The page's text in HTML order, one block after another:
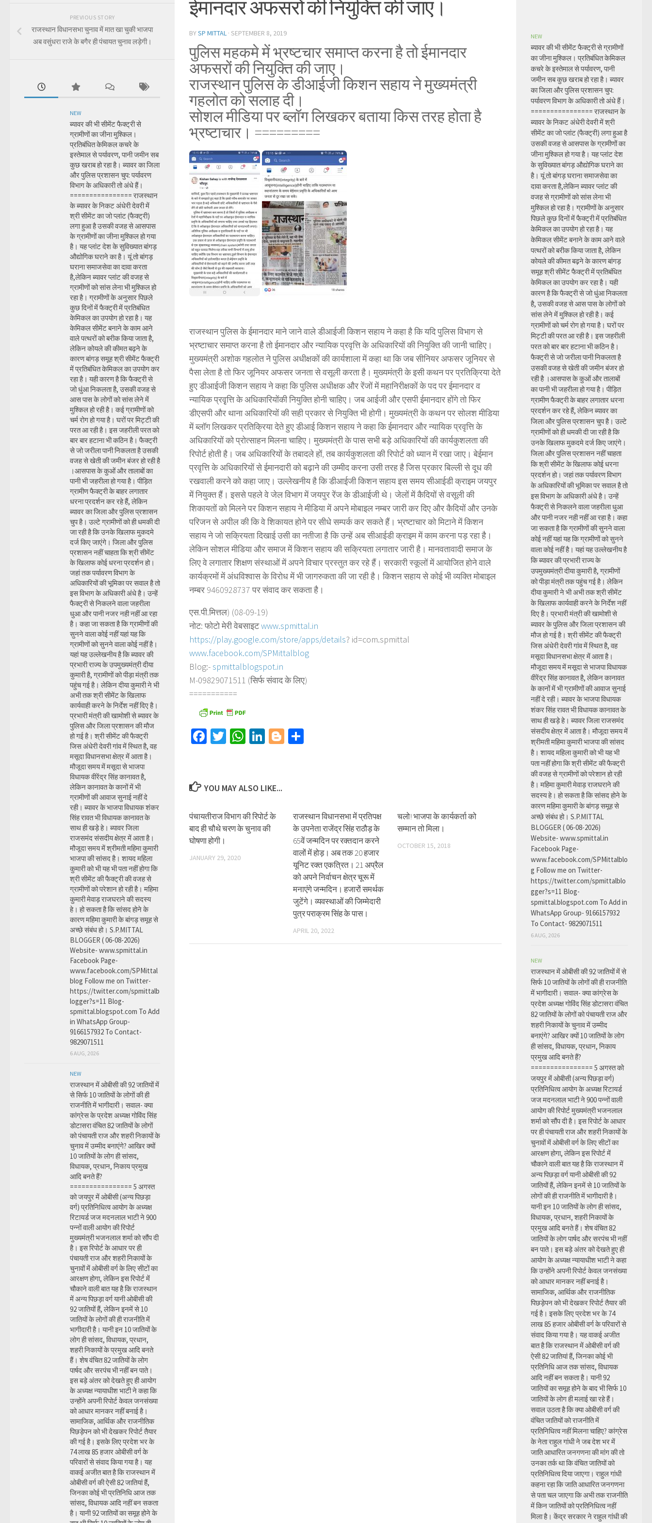
ईमानदार अफसरों की नियुक्ति की जाए।
BYSP MITTAL · SEPTEMBER 8, 2019
पुलिस महकमे में भ्रष्टचार समाप्त करना है तो ईमानदार
अफसरों की नियुक्ति की जाए।
राजस्थान पुलिस के डीआईजी किशन सहाय ने मुख्यमंत्री
गहलोत को सलाह दी।
सोशल मीडिया पर ब्लॉग लिखकर बताया किस तरह होता है
भ्रष्टाचार। =========
राजस्थान पुलिस के ईमानदार माने जाने वाले डीआईजी किशन सहाय ने कहा है कि यदि पुलिस विभाग से
भ्रष्टाचार समाप्त करना है तो ईमानदार और न्यायिक प्रवृत्ति के अधिकारियों की नियुक्ति की जानी चाहिए।
मुख्यमंत्री अशोक गहलोत ने पुलिस अधीक्षकों की कार्यशाला में कहा था कि जब सीनियर अफसर जूनियर से
पैसा लेता है तो फिर जूनियर अफसर जनता से वसूली करता है। मुख्यमंत्री के इसी कथन पर प्रतिक्रिया देते
हुए डीआईजी किशन सहाय ने कहा कि पुलिस अधीक्षक और रेंजों में महानिरीक्षकों के पद पर ईमानदार व
न्यायिक प्रवृृत्ति के अधिकारियोंकी नियुक्ति होनी चाहिए। जब आईजी और एसपी ईमानदार होंगे तो फिर
डीएसपी और थाना अधिकारियों की सही प्रकार से नियुक्ति भी होगी। मुख्यमंत्री के कथन पर सोलश मीडिया
में ब्लॉग लिखकर प्रतिक्रिया देते हुए डीआई किशन सहाय ने कहा कि ईमानदार और न्यायिक प्रवृत्ति के
अधिकारियों को प्रोत्साहन मिलना चाहिए। मुख्यमंत्री के पास सभी बड़े अधिकारियों की कार्यकुशलता की
रिपोर्ट होती है। जब अधिकारियों के तबादले हों, तब कार्यकुशलता की रिपोर्ट को ध्यान में रखा जाए। बेईमान
प्रवृत्ति के अधिकारियों से ईमानदारी को बढ़ाने की उम्मीद करना उसी तरह है जिस प्रकार बिल्ली से दूध की
रखवाली करने को कहा जाए। उल्लेखनीय है कि डीआईजी किशन सहाय इस समय सीआईडी क्राइम जयपुर
में नियुक्त हैं। इससे पहले वे जेल विभाग में जयपुर रेंज के डीआईजी थे। जेलों में कैदियों से वसूली की
शिकायतों को मिलने पर किशन सहाय ने मीडिया में अपने मोबाइल नम्बर जारी कर दिए और कैदियों और उनके
परिजन से अपील की कि वे शिकायत होने पर सीधे सम्पर्क कर सकते हैं। भ्रष्टाचार को मिटाने में किशन
सहाय ने जो सक्रियता दिखाई उसी का नतीजा है कि उन्हें अब सीआईडी क्राइम में काम करना पड़ रहा है।
लेकिन सोशल मीडिया और समाज में किशन सहाय की सक्रियता लगातार जारी है। मानवतावादी समाज के
लिए वे लगातार शिक्षण संस्थाओं में अपने विचार प्रस्तुत कर रहे हैं। सरकारी स्कूलों में आयोजित होने वाले
कार्यक्रमों में अंधविश्वास के विरोध में भी जागरुकता की जा रही है। किशन सहाय से कोई भी व्यक्ति मोबाइल
नम्बर 9460928737 पर संवाद कर सकता है।
एस.पी.मित्तल) (08-09-19)
नोट: फोटो मेरी वेबसाइटwww.spmittal.in
https://play.google.com/store/apps/details? id=com.spmittal
www.facebook.com/SPMittalblog
Blog:-spmittalblogspot.in
M-09829071511 (सिर्फ संवाद के लिए)
===========
Facebook
TwitterWhatsApp
LinkedIn
Blogger
YOU MAY ALSO LIKE...
पंचायतीराज विभाग की रिपोर्ट के
बाद ही चौथे चरण के चुनाव की
घोषणा होगी।
JANUARY 29, 2020
राजस्थान विधानसभा में प्रतिपक्ष
के उपनेता राजेंद्र सिंह राठौड़ के
65वें जन्मदिन पर रक्तदान करने
वालों में होड़। अब तक 20 हजार
यूनिट रक्त एकत्रित। 21 अप्रैल
को अपने निर्वाचन क्षेत्र चूरू में
मनाएंगे जन्मदिन। हजारों समर्थक
जुटेंगे। व्यवस्थाओं की जिम्मेदारी
पुत्र पराक्रम सिंह के पास।
APRIL 20, 2022
चलो! भाजपा के कार्यकर्ता को
सम्मान तो मिला।
OCTOBER 15, 2018
PREVIOUS STORY
राजस्थान विधानसभा चुनाव में मात खा चुकी भाजपा
अब वसुंधरा राजे के बगैर ही पंचायत चुनाव लड़ेगी।
NEW
ब्यावर की भी सीमेंट फैक्ट्री से
ग्रामीणों का जीना मुश्किल।
प्रतिबंधित केमिकल कचरे के
इस्तेमाल से पर्यावरण, पानी जमीन सब
कुछ खराब हो रहा है। ब्यावर का जिला
और पुलिस प्रशासन चुप: पर्यावरण
विभाग के अधिकारी तो अंधे हैं।
================ राजस्थान
के ब्यावर के निकट अंधेरी देवरी में
श्री सीमेंट का जो प्लांट (फैक्ट्री)
लगा हुआ है उसकी वजह से आसपास
के ग्रामीणों का जीना मुश्किल हो गया
है। यह प्लांट देश के सुविख्यात बांगड़
औद्योगिक घराने का है। यूं तो बांगड़
घराना समाजसेवा का दावा करता
है,लेकिन ब्यावर प्लांट की वजह से
ग्रामीणों को सांस लेना भी मुश्किल हो
रहा है। ग्रामीणों के अनुसार पिछले
कुछ दिनों में फैक्ट्री में प्रतिबंधित
केमिकल का उपयोग हो रहा है। यह
केमिकल सीमेंट बनाने के काम आने
वाले पत्थरों को बरीक किया जाता है,
लेकिन कोयले की कीमत बढ़ने के
कारण बांगड़ समूह श्री सीमेंट फैक्ट्री
में प्रतिबंधित केमिकल का उपयोग कर
रहा है। यही कारण है कि फैक्ट्री से
जो धुंआ निकलता है, उसकी वजह से
आस पास के लोगों को सांस लेने में
मुश्किल हो रही है। कई ग्रामीणों को
चर्म रोग हो गया है। घरों पर मिट्टी की
परत आ रही है। इस जहरीली परत को
बार बार हटाना भी कठिन है। फैक्ट्री
से जो जरीला पानी निकलता है उसकी
वजह से खेती की जमीन बंजर हो रही है
।आसपास के कुओं और तालाबों का
पानी भी जहरीला हो गया है। पीड़ित
ग्रामीण फैक्ट्री के बाहर लगातार
धरना प्रदर्शन कर रहे हैं, लेकिन
ब्यावर का जिला और पुलिस प्रशासन
चुप है। उल्टे ग्रामीणों को ही धमकी दी
जा रही है कि उनके खिलाफ मुकदमे
दर्ज किए जाएंगे। जिला और पुलिस
प्रशासन नहीं चाहता कि श्री सीमेंट
के खिलाफ कोई धरना प्रदर्शन हो।
जहां तक पर्यावरण विभाग के
अधिकारियों की भूमिका पर सवाल है तो
इस विभाग के अधिकारी अंधे है। उन्हें
फैक्ट्री से निकलने वाला जहरीला
धुआ और पानी नजर नही नहीं आ रहा
है। कहा जा सकता है कि ग्रामीणों की
सुनने वाला कोई नहीं यहां यह कि
ग्रामीणों को सुनने वाला कोई नहीं है।
यहां यह उल्लेखनीय है कि ब्यावर की
प्रभारी राज्य के उपमुख्यमंत्री दीया
कुमारी है, ग्रामीणों को पीड़ा मंत्री तक
पहुंच गई है। लेकिन दीया कुमारी ने भी
अभी तक श्री सीमेंट के खिलाफ
कार्यवाही करने के निर्देश नहीं दिए है।
प्रभारी मंत्री की खामोशी से ब्यावर के
पुलिस और जिला प्रशासन की मौज
हो गई है। श्री सीमेंट की फैक्ट्री
जिस अंधेरी देवरी गांव में स्थित है, वह
मसूदा विधानसभा क्षेत्र में आता है।
मौजूदा समय में मसूदा से भाजपा
विधायक वीरेंद्र सिंह कानावत है,
लेकिन कानावत के कानों में भी
ग्रामीणों की आवाज सुनाई नहीं दे
रही। ब्यावर के भाजपा विधायक शंकर
सिंह रावत भी विधायक कानावत के
साथ ही खड़े हे। ब्यावर जिला
राजसमंद संसदीय क्षेत्र में आता है।
मौजूदा समय में श्रीमती महिमा कुमारी
भाजपा की सांसद है। शायद महिला
कुमारी को भी यह भी पता नहीं होगा कि
श्री सीमेंट की फैक्ट्री की वजह से
ग्रामीणों को परेशान हो रही है। महिमा
कुमारी मेवाड़ राजघराने की सदस्य
हे। हो सकता है कि सांसद होने के
कारण महिमा कुमारी के बांगड़ समूह से
अच्छे संबंध हो। S.P.MITTAL
BLOGGER ( 06-08-2026)
Website- www.spmittal.in
Facebook Page-
www.facebook.com/SPMittal
blog Follow me on Twitter-
https://twitter.com/spmittalb
logger?s=11 Blog-
spmittal.blogspot.com To Add
in WhatsApp Group-
9166157932 To Contact-
9829071511
6 AUG, 2026
NEW
राजस्थान में ओबीसी की 92 जातियों में
से सिर्फ 10 जातियों के लोगों की ही
राजनीति में भागीदारी। सवाल- क्या
कांग्रेस के प्रदेश अध्यक्ष गोविंद सिंह
डोटासरा वंचित 82 जातियों के लोगों
को पंचायती राज और शहरी निकायों के
चुनाव में उम्मीद बनाएंगे? आखिर क्यों
10 जातियों के लोग ही सांसद,
विधायक, प्रधान, निकाय प्रमुख
आदि बनते हैं?
================ 5 अगस्त
को जयपुर में ओबीसी (अन्य पिछड़ा
वर्ग) प्रतिनिधित्व आयोग के अध्यक्ष
रिटायर्ड जज मदनलाल भाटी ने 900
पन्नों वाली आयोग की रिपोर्ट
मुख्यमंत्री भजनलाल शर्मा को सौंप दी
है। इस रिपोर्ट के आधार पर ही
पंचायती राज और शहरी निकायों के
चुनावों में ओबीसी वर्ग के लिए सीटों का
आरक्षण होगा, लेकिन इस रिपोर्ट में
चौकाने वाली बात यह है कि राजस्थान
में अन्य पिछड़ा वर्ग यानी ओबीसी की
92 जातियों हैं, लेकिन इनमें से 10
जातियों के लोगों की ही राजनीति में
भागीदारी है। यानी इन 10 जातियों के
लोग ही सांसद, विधायक, प्रधान,
शहरी निकायों के प्रमुख आदि बनते
हैं। शेष वंचित 82 जातियों के लोग
पार्षद और सरपंच भी नहीं बन पाते।
इस बड़े अंतर को देखते हुए ही आयोग
के अध्यक्ष न्यायाधीश भाटी ने कहा कि
उन्होंने अपनी रिपोर्ट केवल जनसंख्या
को आधार मानकर नहीं बनाई है।
सामाजिक, आर्थिक और राजनीतिक
पिछड़ेपन को भी देखकर रिपोर्ट तैयार
की गई है। इसके लिए प्रदेश भर के
74 लाख 85 हजार ओबीसी वर्ग के
परिवारों से संवाद किया गया है। यह
वाकई अजीत बात है कि राजस्थान में
ओबीसी वर्ग की ऐसी 82 जातियां हैं,
जिनका कोई भी प्रतिनिधि आज तक
सांसद, विधायक आदि नहीं बन सकता
है। यानी 92 जातियों का समूह होने के
NEW
ब्यावर की भी सीमेंट फैक्ट्री से ग्रामीणों
का जीना मुश्किल। प्रतिबंधित केमिकल
कचरे के इस्तेमाल से पर्यावरण, पानी
जमीन सब कुछ खराब हो रहा है। ब्यावर
का जिला और पुलिस प्रशासन चुप:
पर्यावरण विभाग के अधिकारी तो अंधे हैं।
================ राजस्थान के
ब्यावर के निकट अंधेरी देवरी में श्री
सीमेंट का जो प्लांट (फैक्ट्री) लगा हुआ है
उसकी वजह से आसपास के ग्रामीणों का
जीना मुश्किल हो गया है। यह प्लांट देश
के सुविख्यात बांगड़ औद्योगिक घराने का
है। यूं तो बांगड़ घराना समाजसेवा का
दावा करता है,लेकिन ब्यावर प्लांट की
वजह से ग्रामीणों को सांस लेना भी
मुश्किल हो रहा है। ग्रामीणों के अनुसार
पिछले कुछ दिनों में फैक्ट्री में प्रतिबंधित
केमिकल का उपयोग हो रहा है। यह
केमिकल सीमेंट बनाने के काम आने वाले
पत्थरों को बरीक किया जाता है, लेकिन
कोयले की कीमत बढ़ने के कारण बांगड़
समूह श्री सीमेंट फैक्ट्री में प्रतिबंधित
केमिकल का उपयोग कर रहा है। यही
कारण है कि फैक्ट्री से जो धुंआ निकलता
है, उसकी वजह से आस पास के लोगों को
सांस लेने में मुश्किल हो रही है। कई
ग्रामीणों को चर्म रोग हो गया है। घरों पर
मिट्टी की परत आ रही है। इस जहरीली
परत को बार बार हटाना भी कठिन है।
फैक्ट्री से जो जरीला पानी निकलता है
उसकी वजह से खेती की जमीन बंजर हो
रही है ।आसपास के कुओं और तालाबों
का पानी भी जहरीला हो गया है। पीड़ित
ग्रामीण फैक्ट्री के बाहर लगातार धरना
प्रदर्शन कर रहे हैं, लेकिन ब्यावर का
जिला और पुलिस प्रशासन चुप है। उल्टे
ग्रामीणों को ही धमकी दी जा रही है कि
उनके खिलाफ मुकदमे दर्ज किए जाएंगे।
जिला और पुलिस प्रशासन नहीं चाहता
कि श्री सीमेंट के खिलाफ कोई धरना
प्रदर्शन हो। जहां तक पर्यावरण विभाग
के अधिकारियों की भूमिका पर सवाल है तो
इस विभाग के अधिकारी अंधे है। उन्हें
फैक्ट्री से निकलने वाला जहरीला धुआ
और पानी नजर नही नहीं आ रहा है। कहा
जा सकता है कि ग्रामीणों की सुनने वाला
कोई नहीं यहां यह कि ग्रामीणों को सुनने
वाला कोई नहीं है। यहां यह उल्लेखनीय है
कि ब्यावर की प्रभारी राज्य के
उपमुख्यमंत्री दीया कुमारी है, ग्रामीणों
को पीड़ा मंत्री तक पहुंच गई है। लेकिन
दीया कुमारी ने भी अभी तक श्री सीमेंट
के खिलाफ कार्यवाही करने के निर्देश नहीं
दिए है। प्रभारी मंत्री की खामोशी से
ब्यावर के पुलिस और जिला प्रशासन की
मौज हो गई है। श्री सीमेंट की फैक्ट्री
जिस अंधेरी देवरी गांव में स्थित है, वह
मसूदा विधानसभा क्षेत्र में आता है।
मौजूदा समय में मसूदा से भाजपा विधायक
वीरेंद्र सिंह कानावत है, लेकिन कानावत
के कानों में भी ग्रामीणों की आवाज सुनाई
नहीं दे रही। ब्यावर के भाजपा विधायक
शंकर सिंह रावत भी विधायक कानावत के
साथ ही खड़े हे। ब्यावर जिला राजसमंद
संसदीय क्षेत्र में आता है। मौजूदा समय में
श्रीमती महिमा कुमारी भाजपा की सांसद
है। शायद महिला कुमारी को भी यह भी
पता नहीं होगा कि श्री सीमेंट की फैक्ट्री
की वजह से ग्रामीणों को परेशान हो रही
है। महिमा कुमारी मेवाड़ राजघराने की
सदस्य हे। हो सकता है कि सांसद होने के
कारण महिमा कुमारी के बांगड़ समूह से
अच्छे संबंध हो। S.P.MITTAL
BLOGGER ( 06-08-2026)
Website- www.spmittal.in
Facebook Page-
www.facebook.com/SPMittalblo
g Follow me on Twitter-
https://twitter.com/spmittalblo
gger?s=11 Blog-
spmittal.blogspot.com To Add in
WhatsApp Group- 9166157932
To Contact- 9829071511
6 AUG, 2026
NEW
राजस्थान में ओबीसी की 92 जातियों में से
सिर्फ 10 जातियों के लोगों की ही राजनीति
में भागीदारी। सवाल- क्या कांग्रेस के
प्रदेश अध्यक्ष गोविंद सिंह डोटासरा वंचित
82 जातियों के लोगों को पंचायती राज और
शहरी निकायों के चुनाव में उम्मीद
बनाएंगे? आखिर क्यों 10 जातियों के लोग
ही सांसद, विधायक, प्रधान, निकाय
प्रमुख आदि बनते हैं?
================ 5 अगस्त को
जयपुर में ओबीसी (अन्य पिछड़ा वर्ग)
प्रतिनिधित्व आयोग के अध्यक्ष रिटायर्ड
जज मदनलाल भाटी ने 900 पन्नों वाली
आयोग की रिपोर्ट मुख्यमंत्री भजनलाल
शर्मा को सौंप दी है। इस रिपोर्ट के आधार
पर ही पंचायती राज और शहरी निकायों के
चुनावों में ओबीसी वर्ग के लिए सीटों का
आरक्षण होगा, लेकिन इस रिपोर्ट में
चौकाने वाली बात यह है कि राजस्थान में
अन्य पिछड़ा वर्ग यानी ओबीसी की 92
जातियों हैं, लेकिन इनमें से 10 जातियों के
लोगों की ही राजनीति में भागीदारी है।
यानी इन 10 जातियों के लोग ही सांसद,
विधायक, प्रधान, शहरी निकायों के
प्रमुख आदि बनते हैं। शेष वंचित 82
जातियों के लोग पार्षद और सरपंच भी नहीं
बन पाते। इस बड़े अंतर को देखते हुए ही
आयोग के अध्यक्ष न्यायाधीश भाटी ने कहा
कि उन्होंने अपनी रिपोर्ट केवल जनसंख्या
को आधार मानकर नहीं बनाई है।
सामाजिक, आर्थिक और राजनीतिक
पिछड़ेपन को भी देखकर रिपोर्ट तैयार की
गई है। इसके लिए प्रदेश भर के 74
लाख 85 हजार ओबीसी वर्ग के परिवारों से
संवाद किया गया है। यह वाकई अजीत
बात है कि राजस्थान में ओबीसी वर्ग की
ऐसी 82 जातियां हैं, जिनका कोई भी
प्रतिनिधि आज तक सांसद, विधायक
आदि नहीं बन सकता है। यानी 92
जातियों का समूह होने के बाद भी सिर्फ 10
जातियों के लोग ही मलाई खा रहे हैं।
सवाल उठता है कि क्या ओबीसी वर्ग की
वंचित जातियों को राजनीति में
प्रतिनिधित्व नहीं मिलना चाहिए? कांग्रेस
के नेता राहुल गांधी ने जब देश भर में
जाति आधारित जनगणना की मांग की तो
उनका तर्क था कि वंचित जातियों को
प्रतिनिधित्व दिया जाएगा। राहुल गांधी
कहना रहा कि जाति आधारित जनगणना
से पता चल जाएगा कि अभी तक राजनीति
में किन जातियों को प्रतिनिधित्व नहीं
मिला है। केंद्र सरकार ने राहुल गांधी की